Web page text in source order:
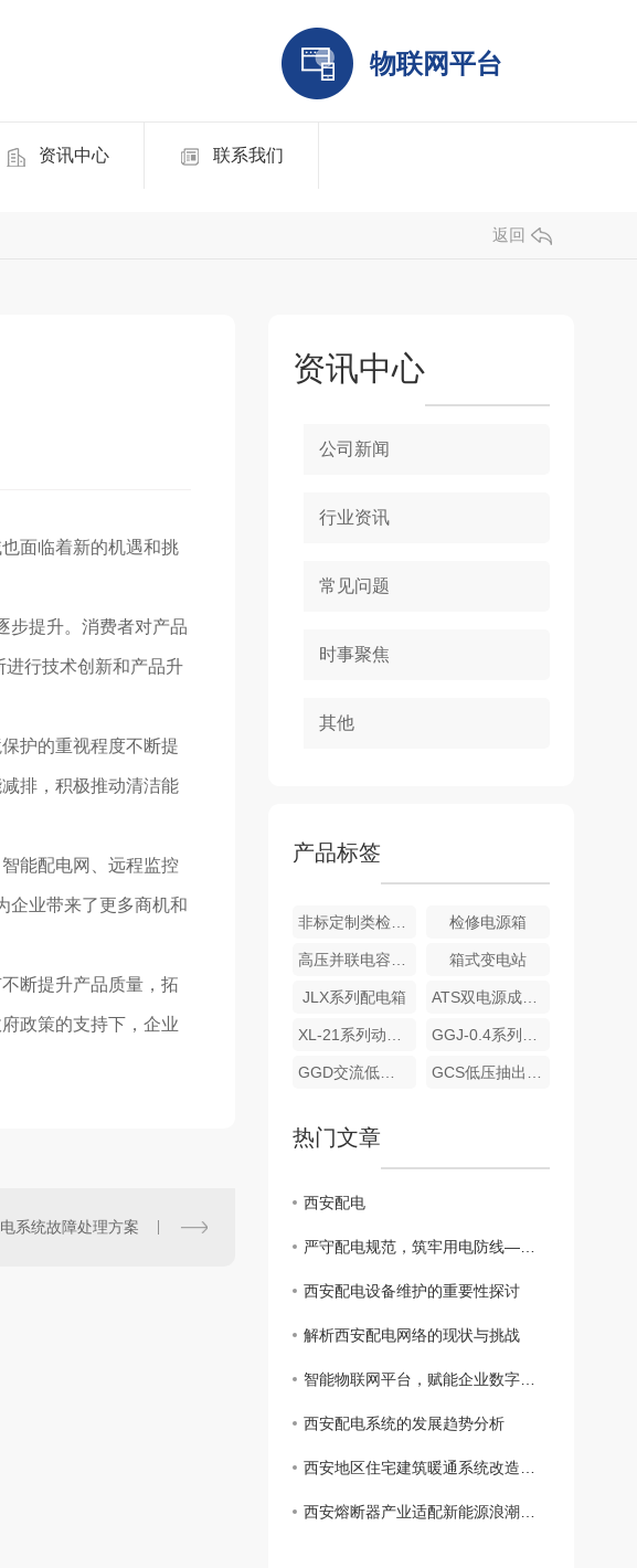
物联网平台
资讯中心 联系我们
返回
面临着新的机遇和挑
步提升。消费者对产品
行技术创新和产品升
护的重视程度不断提
排，积极推动清洁能
能配电网、远程监控
企业带来了更多商机和
断提升产品质量，拓
政策的支持下，企业
系统故障处理方案
资讯中心
公司新闻
行业资讯
常见问题
时事聚焦
其他
产品标签
非标定制类检修柜 检修电源箱
高压并联电容成套补偿装置 箱式变电站
JLX系列配电箱 ATS双电源成套装置
XL-21系列动力柜 GGJ-0.4系列低压电容补偿柜
GGD交流低压配电柜 GCS低压抽出式开关柜
热门文章
西安配电
严守配电规范，筑牢用电防线——配电箱 管理与运维知识科普
西安配电设备维护的重要性探讨
解析西安配电网络的现状与挑战
智能物联网平台，赋能企业数字化转型升级
西安配电系统的发展趋势分析
西安地区住宅建筑暖通系统改造探讨
西安熔断器产业适配新能源浪潮，定制化电路保护赋能多元场景